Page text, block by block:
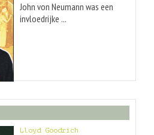
John von Neumann was een
invloedrijke ...
Lloyd Goodrich